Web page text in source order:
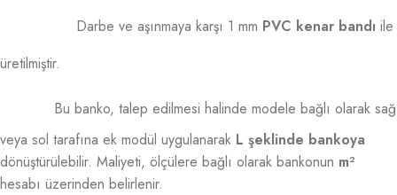
Darbe ve aşınmaya karşı 1 mm PVC kenar bandı ile
üretilmiştir.
Bu banko, talep edilmesi halinde modele bağlı olarak sağ
veya sol tarafına ek modül uygulanarak L şeklinde bankoya
dönüştürülebilir. Maliyeti, ölçülere bağlı olarak bankonun m²
hesabı üzerinden belirlenir.